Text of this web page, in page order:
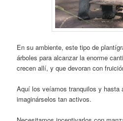
En su ambiente, este tipo de
árboles para alcanzar la enorme
crecen allí, y que devoran con
Aquí los veíamos tranquilos y hasta
imaginárselos tan activos.